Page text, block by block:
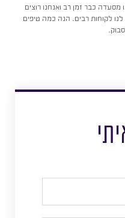
מסעדה כבר זמן רב ואנחנו רוצים
לנו לקוחות רבים. הנה כמה טיפים